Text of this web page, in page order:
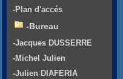
-Plan d'accés
-Bureau
-Jacques DUSSERRE
-Michel Julien
-Julien DIAFERIA